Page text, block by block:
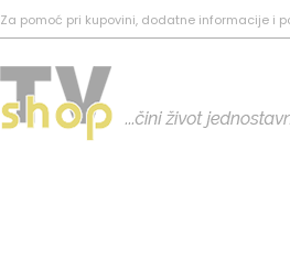
Za pomoć pri kupovini, dodatne informacije i